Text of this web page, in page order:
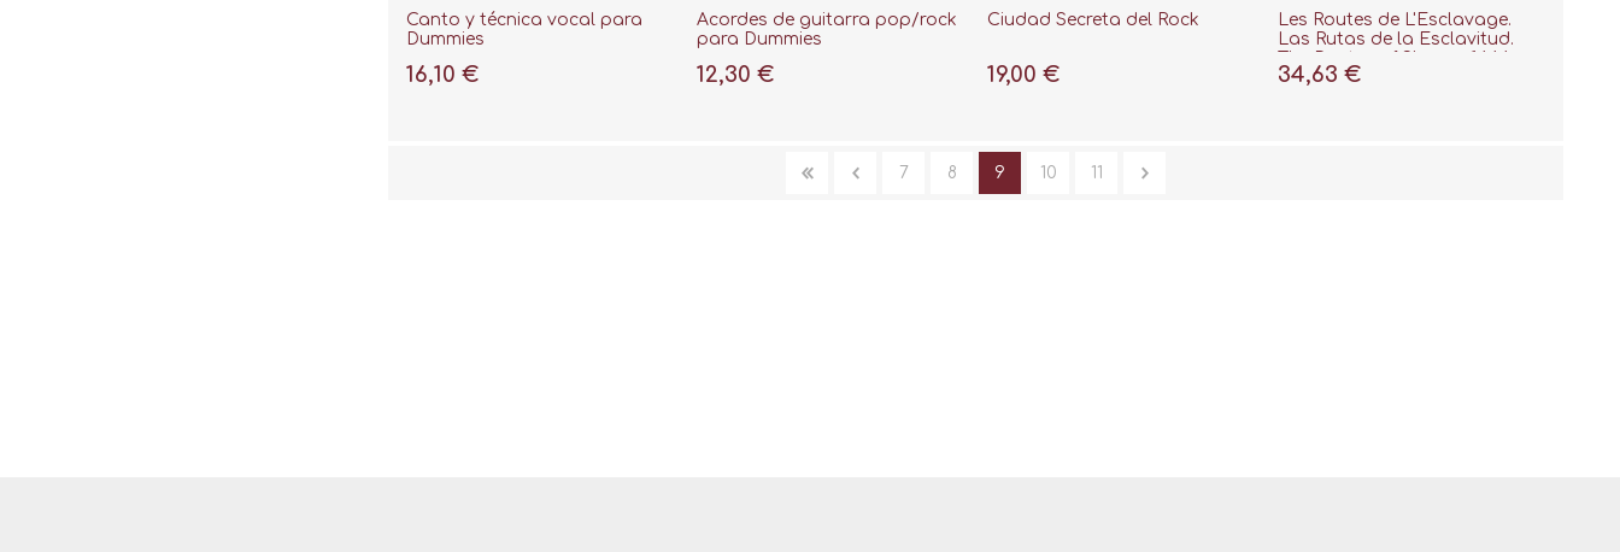
Canto y técnica vocal para
Dummies
16,10 €
Acordes de guitarra pop/rock
para Dummies
12,30 €
Ciudad Secreta del Rock
19,00 €
Les Routes de L'Esclavage.
Las Rutas de la Esclavitud.
1888
34,63 €
7 8 9 10 11